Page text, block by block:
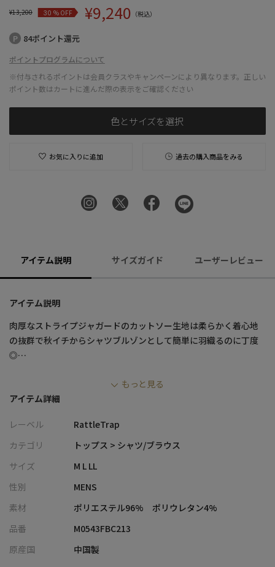
¥13,200 30 % OFF ¥9,240 （税込）
84ポイント還元
ポイントプログラムについて
※付与されるポイントは会員クラスやキャンペーンにより異なります。正しい
ポイント数はカートに進んだ際の表示をご確認ください
色とサイズを選択
お気に入りに追加 過去の購入商品をみる
アイテム説明 サイズガイド ユーザーレビュー
アイテム説明
肉厚なストライプジャガードのカットソー生地は柔らかく着心地
の抜群で秋イチからシャツブルゾンとして簡単に羽織るのに丁度
◎
タンが男らしさも感じるシャツブルゾン。この秋冬の万能シャ
ツ。
Tシャツやタンクトップの上に羽織りしたレイヤードスタイルはも
ちろんのこと、
※画像はサンプルです。仕様が変更になることがありますのであ
らかじめご了承ください。
境、設定により実際のカラーと画像の色味が違って見える場合が
あります。予めご了承の上、ご注文ください。
もっと見る
アイテム詳細
レーベル
RattleTrap
カテゴリ
トップス > シャツ/ブラウス
サイズ
M L LL
性別
MENS
素材
ポリエステル96% ポリウレタン4%
品番
M0543FBC213
原産国
中国製